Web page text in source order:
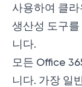
사용하여 클
생산성 도구
니다.
모든 Office
니다. 가장 일